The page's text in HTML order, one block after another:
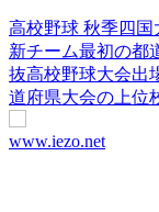
高校野球 秋季四国
新チーム最初の都
抜高校野球大会出
道府県大会の上位
www.iezo.net